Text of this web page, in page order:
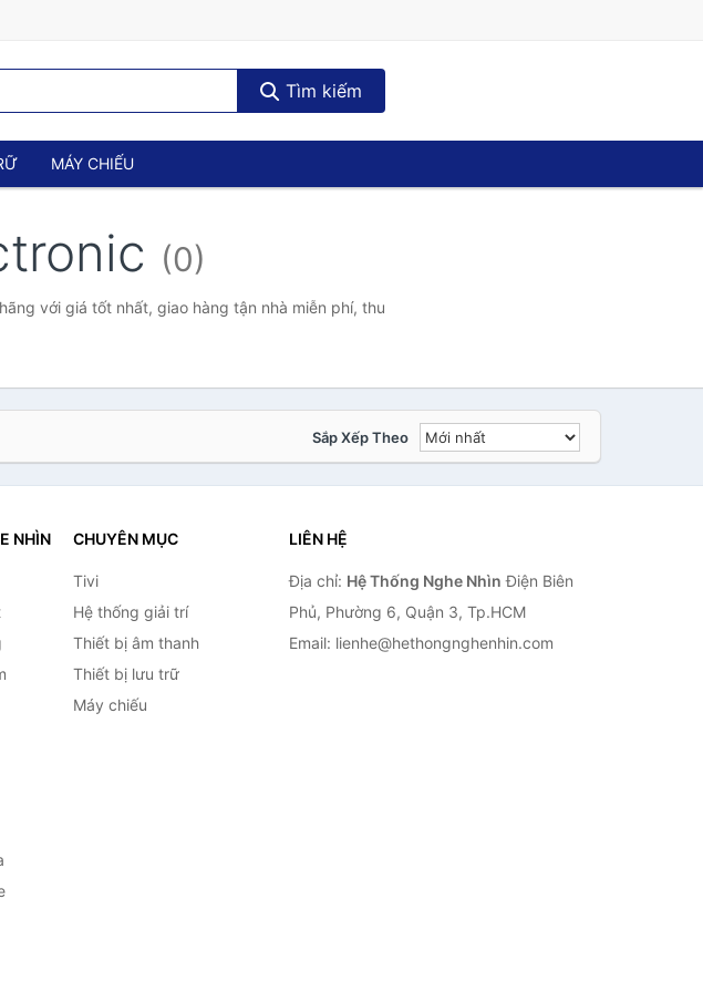
Tìm kiếm
MÁY CHIẾU
(0)
với giá tốt nhất, giao hàng tận nhà miễn phí, thu
Sắp Xếp Theo
NHÌN CHUYÊN MỤC
Tivi
Hệ thống giải trí
Thiết bị âm thanh
Thiết bị lưu trữ
Máy chiếu
LIÊN HỆ
Địa chỉ: Hệ Thống Nghe Nhìn Điện Biên
Phủ, Phường 6, Quận 3, Tp.HCM
Email: lienhe@hethongnghenhin.com